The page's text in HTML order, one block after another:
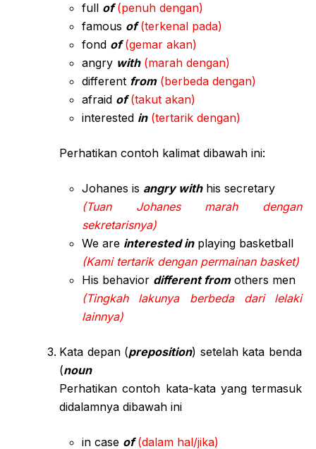
full of(penuh dengan)
famous of (terkenal pada)
fond of(gemar akan)
angry with(marah dengan)
different from(berbeda dengan)
afraid of (takut akan)
interested in(tertarik dengan)
Perhatikan contoh kalimat dibawah ini:
Johanes is angry withhis secretary
(Tuan Johanes marah dengan
sekretarisnya)
We are interested inplaying basketball
(Kami tertarik dengan permainan basket)
His behavior different fromothers men
(Tingkah lakunya berbeda dari lelaki
lainnya)
Kata depan (preposition) setelah kata benda
(noun
Perhatikan contoh kata-kata yang termasuk
didalamnya dibawah ini
in case of (dalam hal/jika)